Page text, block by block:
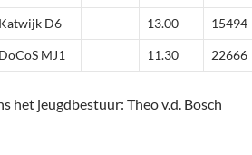
Katwijk D6 13.00 15494
DoCoS MJ1 11.30 22666
het jeugdbestuur: Theo v.d. Bosch